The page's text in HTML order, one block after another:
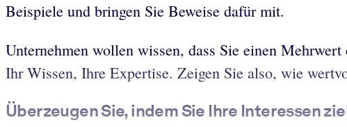
Beispiele und bringen Sie Beweise dafür mit.
Unternehmen wollen wissen, dass Sie einen
Ihr Wissen, Ihre Expertise. Zeigen Sie also, wie
Überzeugen Sie, indem Sie Ihre Interessen